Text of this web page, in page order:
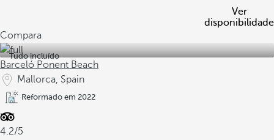
Ver
disponibilidade
Compara
Tudo incluído
Barceló Ponent Beach
Mallorca, Spain
Reformado em 2022
4.2/5